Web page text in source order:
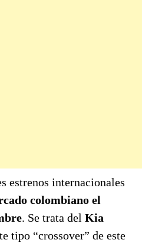
estrenos internacionales
colombiano el
. Se trata del Kia
tipo “crossover” de este